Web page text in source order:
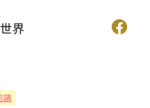
界
饋